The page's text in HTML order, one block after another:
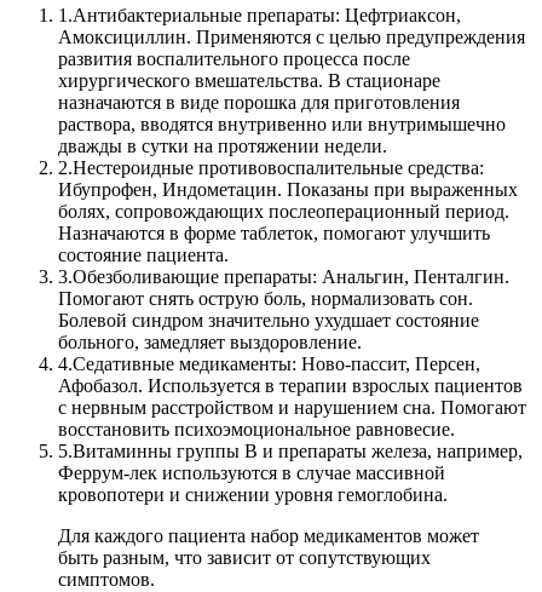
1.Антибактериальные препараты: Цефтриаксон,
Амоксициллин. Применяются с целью предупреждения
развития воспалительного процесса после
хирургического вмешательства. В стационаре
назначаются в виде порошка для приготовления
раствора, вводятся внутривенно или внутримышечно
дважды в сутки на протяжении недели.
2.Нестероидные противовоспалительные средства:
Ибупрофен, Индометацин. Показаны при выраженных
болях, сопровождающих послеоперационный период.
Назначаются в форме таблеток, помогают улучшить
состояние пациента.
3.Обезболивающие препараты: Анальгин, Пенталгин.
Помогают снять острую боль, нормализовать сон.
Болевой синдром значительно ухудшает состояние
больного, замедляет выздоровление.
4.Седативные медикаменты: Ново-пассит, Персен,
Афобазол. Используется в терапии взрослых пациентов
с нервным расстройством и нарушением сна. Помогают
восстановить психоэмоциональное равновесие.
5.Витаминны группы В и препараты железа, например,
Феррум-лек используются в случае массивной
кровопотери и снижении уровня гемоглобина.
Для каждого пациента набор медикаментов может
быть разным, что зависит от сопутствующих
симптомов.